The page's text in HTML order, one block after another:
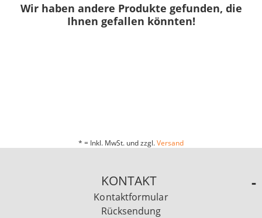
Wir haben andere Produkte gefunden, die
Ihnen gefallen könnten!
* = Inkl. MwSt. und zzgl.Versand
KONTAKT
Kontaktformular
Rücksendung